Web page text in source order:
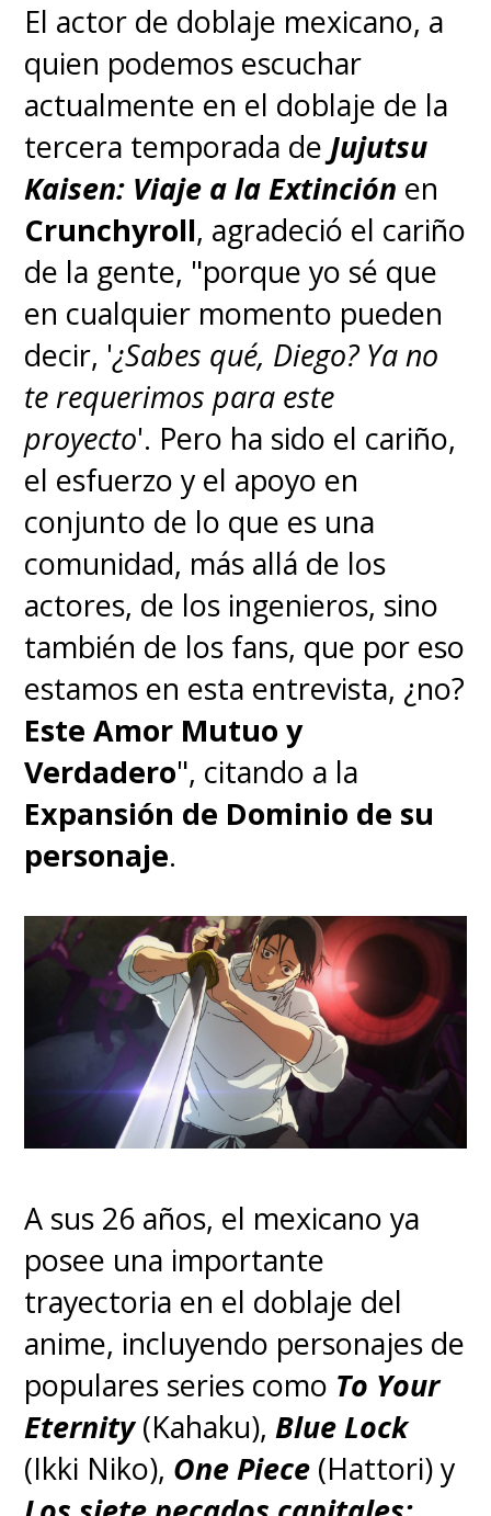
pueden revivir las primeras
seis temporadas.
El actor de doblaje mexicano, a
quien podemos escuchar
actualmente en el doblaje de la
tercera temporada de Jujutsu
Kaisen: Viaje a la Extinción en
Crunchyroll, agradeció el cariño
de la gente, "porque yo sé que
en cualquier momento pueden
decir, '¿Sabes qué, Diego? Ya no
te requerimos para este
proyecto'. Pero ha sido el cariño,
el esfuerzo y el apoyo en
conjunto de lo que es una
comunidad, más allá de los
actores, de los ingenieros, sino
también de los fans, que por eso
estamos en esta entrevista, ¿no?
Este Amor Mutuo y
Verdadero", citando a la
Expansión de Dominio de su
personaje.
A sus 26 años, el mexicano ya
posee una importante
trayectoria en el doblaje del
anime, incluyendo personajes de
populares series como To Your
Eternity(Kahaku),Blue Lock
(Ikki Niko), One Piece (Hattori) y